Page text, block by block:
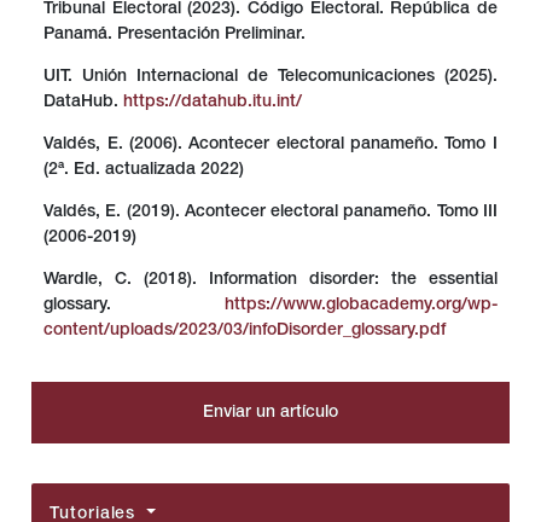
Tribunal Electoral (2023). Código Electoral. República de
Panamá. Presentación Preliminar.
UIT. Unión Internacional de Telecomunicaciones (2025).
DataHub. https://datahub.itu.int/
Valdés, E. (2006). Acontecer electoral panameño. Tomo I
(2ª. Ed. actualizada 2022)
Valdés, E. (2019). Acontecer electoral panameño. Tomo III
(2006-2019)
Wardle, C. (2018). Information disorder: the essential
glossary.
https://www.globacademy.org/wp-
content/uploads/2023/03/infoDisorder_glossary.pdf
Enviar un artículo
Tutoriales